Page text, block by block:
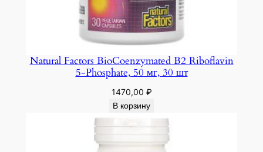
Natural Factors BioCoenzymated B2 Riboflavin
5-Phosphate, 50 мг, 30 шт
1470,00 ₽
В корзину